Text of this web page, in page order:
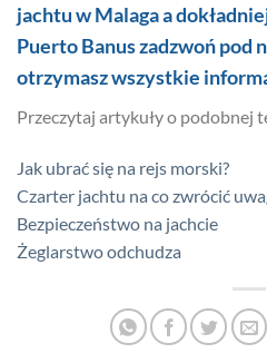
jachtu w Malaga a
Puerto Banus zadzwoń pod
otrzymasz wszystkie
Przeczytaj artykuły o podobnej
Jak ubrać się na rejs morski?
Czarter jachtu na co zwrócić
Bezpieczeństwo na jachcie
Żeglarstwo odchudza